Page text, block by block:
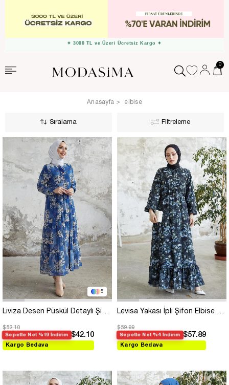
✦ Ücretsiz İade Fırsatı ✦
0
Anasayfa elbise
Filtreleme
Sıralama
5
$52.10
Sepette Net %19 İndirim $42.10
Kargo Bedava
$59.99
Sepette Net %4 İndirim $57.89
Kargo Bedava